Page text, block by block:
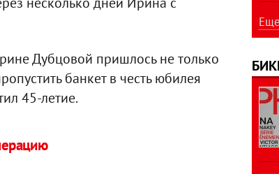
Дубцовой пришлось не только
банкет в честь юбилея
45-летие.